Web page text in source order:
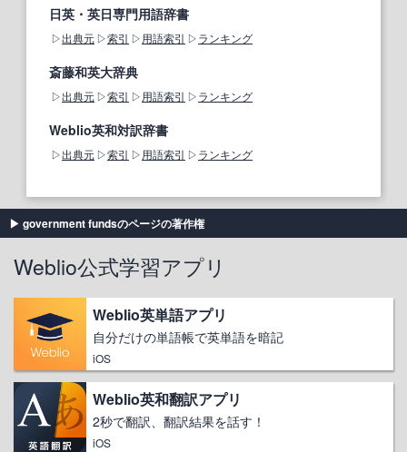
日英・英日専門用語辞書
出典元 索引 用語索引 ランキング
斎藤和英大辞典
出典元 索引 用語索引 ランキング
Weblio英和対訳辞書
出典元 索引 用語索引 ランキング
government fundsのページの著作権
Weblio公式学習アプリ
Weblio英単語アプリ
自分だけの単語帳で英単語を暗記
iOS
Weblio英和翻訳アプリ
2秒で翻訳、翻訳結果を話す！
iOS